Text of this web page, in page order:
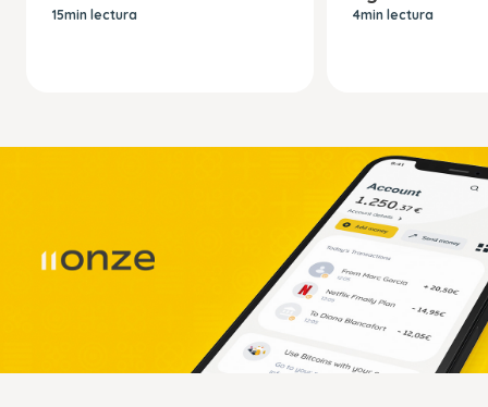
15min lectura 4min lectura